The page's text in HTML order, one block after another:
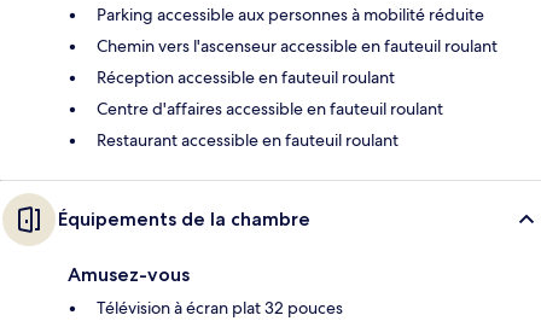
Parking accessible aux personnes à mobilité réduite
Chemin vers l'ascenseur accessible en fauteuil roulant
Réception accessible en fauteuil roulant
Centre d'affaires accessible en fauteuil roulant
Restaurant accessible en fauteuil roulant
Équipements de la chambre
Amusez-vous
Télévision à écran plat 32 pouces